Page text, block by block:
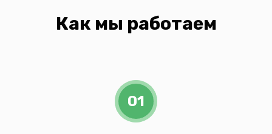
Как мы работаем
01